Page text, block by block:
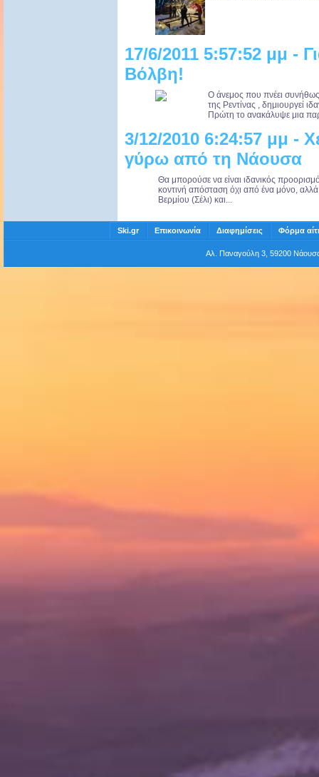
17/6/2011 5:57:52 μμ -
Βόλβη!
Ο άνεμος που πνέει συνήθως
της Ρεντίνας , δημιουργεί
Πρώτη το ανακάλυψε μια
3/12/2010 6:24:57 μμ -
γύρω από τη Νάουσα
Θα μπορούσε να είναι ιδανικός
κοντινή απόσταση όχι από ένα μόνο,
Βερμίου (Σέλι) και...
Ski.gr Επικοινωνία Διαφημίσεις Φόρμα
Αλ. Παναγούλη 3, 59200